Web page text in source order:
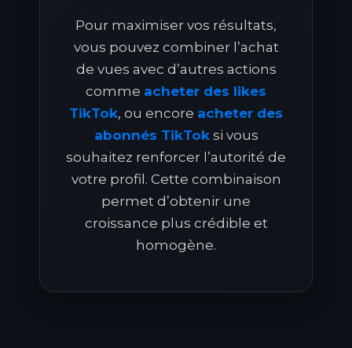
Pour maximiser vos résultats,
vous pouvez combiner l’achat
de vues avec d’autres actions
comme acheter des likes
TikTok, ou encore acheter des
abonnés TikToksi vous
souhaitez renforcer l’autorité de
votre profil. Cette combinaison
permet d’obtenir une
croissance plus crédible et
homogène.